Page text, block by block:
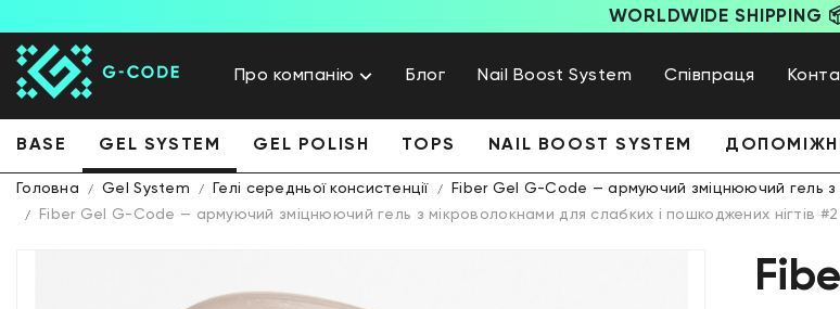
WORLDWIDE SHIPPING
Про компанію Блог Nail Boost System Співпраця
BASE GEL SYSTEM GEL POLISH TOPS NAIL BOOST SYSTEM
Головна Gel System Гелі середньої консистенції
Fiber Gel G-Code — армуючий зміцнюючий гель з
Fiber Gel G-Code — армуючий зміцнюючий гель з мікроволокнами для слабких і пошкоджених нігтів #2